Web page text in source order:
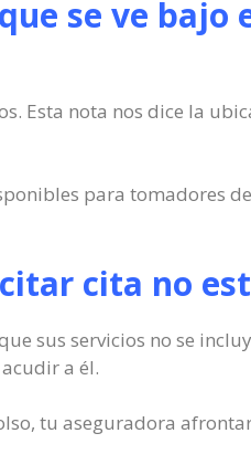
se ve
Esta nota nos dice la
para tomadores
cita no
sus servicios no se
a él.
tu aseguradora